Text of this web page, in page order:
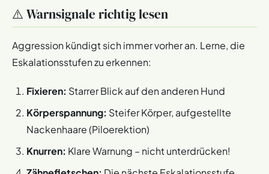
⚠️ Warnsignale richtig lesen
Aggression kündigt sich immer vorher an. Lerne, die
Eskalationsstufen zu erkennen:
Fixieren: Starrer Blick auf den anderen Hund
Körperspannung: Steifer Körper, aufgestellte
Nackenhaare (Piloerektion)
Knurren: Klare Warnung – nicht unterdrücken!